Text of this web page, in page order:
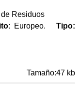
Residuos
: Europeo. Tipo:
Tamaño:47 kb